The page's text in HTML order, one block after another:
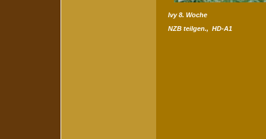
Ivy 8. Woche
NZB teilgen., HD-A1